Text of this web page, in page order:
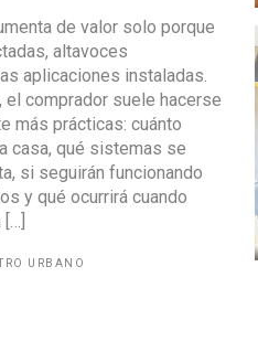
de valor solo porque
altavoces
aplicaciones instaladas.
el comprador suele hacerse
más prácticas: cuánto
casa, qué sistemas se
si seguirán funcionando
y qué ocurrirá cuando
URBANO